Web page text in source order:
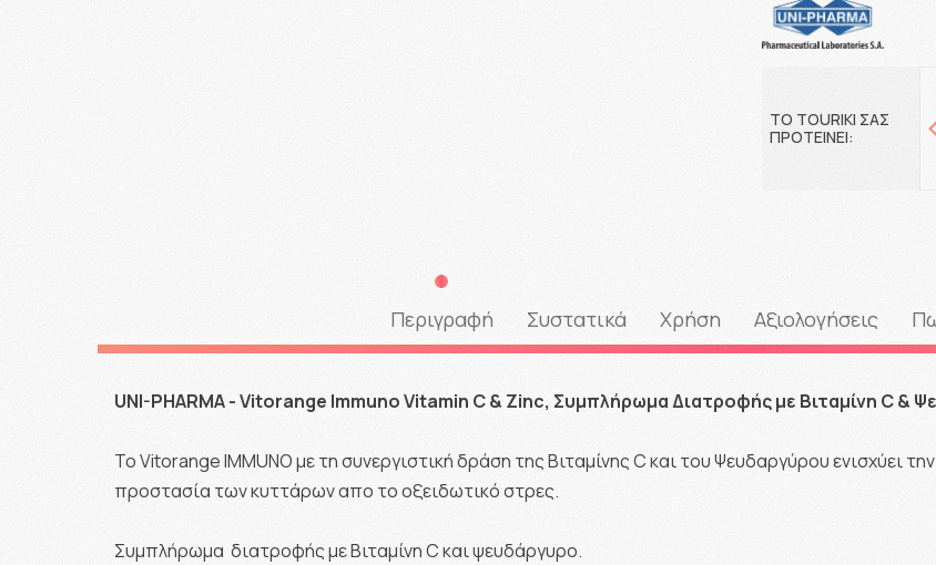
ΤΟ TOURIKI ΣΑΣ
ΠΡΟΤΕΙΝΕΙ:
Περιγραφή Συστατικά Χρήση Αξιολογήσεις
UNI-PHARMA - Vitorange Immuno Vitamin C & Zinc, Συμπλήρωμα Διατροφής με Βιταμίνη C &
Το Vitorange IMMUNO με τη συνεργιστική δράση της Βιταμίνης C και του Ψευδαργύρου ενισχύει
προστασία των κυττάρων απο το οξειδωτικό στρες.
Συμπλήρωμα διατροφής με Βιταμίνη C και ψευδάργυρο.